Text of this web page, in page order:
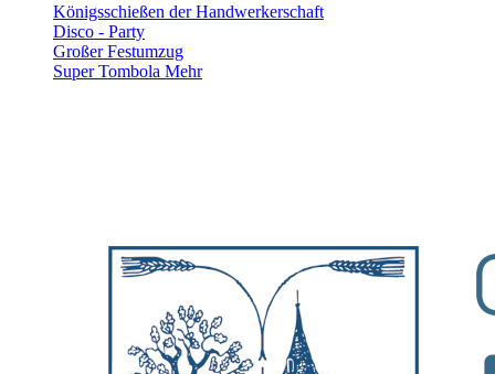
Königsschießen der Handwerkerschaft
Disco - Party
Großer Festumzug
Super Tombola Mehr